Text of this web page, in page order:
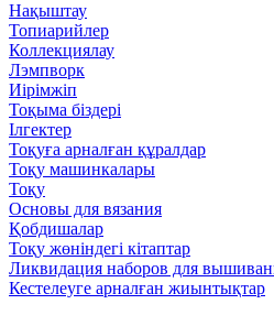
Нақыштау
Топиарийлер
Коллекциялау
Лэмпворк
Иірімжіп
Тоқыма біздері
Ілгектер
Тоқуға арналған құралдар
Тоқу машинкалары
Тоқу
Основы для вязания
Қобдишалар
Тоқу жөніндегі кітаптар
Ликвидация наборов для
Кестелеуге арналған жиынтықтар